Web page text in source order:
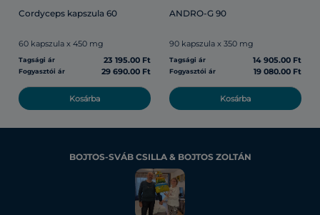
Cordyceps kapszula 60
60 kapszula x 450 mg
Tagsági ár 23 195.00 Ft
Fogyasztói ár 29 690.00 Ft
Kosárba
ANDRO-G 90
90 kapszula x 350 mg
Tagsági ár 14 905.00 Ft
Fogyasztói ár 19 080.00 Ft
Kosárba
BOJTOS-SVÁB CSILLA & BOJTOS ZOLTÁN